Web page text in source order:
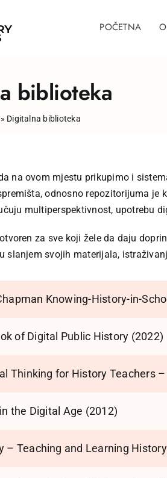
POČETNA
biblioteka
» Digitalna biblioteka
na ovom mjestu prikupimo i
odnosno repozitorijuma je
multiperspektivnost, upotrebu
za sve koji žele da daju
slanjem svojih materijala,
Knowing-History-in-
of Digital Public History (2022)
Thinking for History Teachers
the Digital Age (2012)
– Teaching and Learning